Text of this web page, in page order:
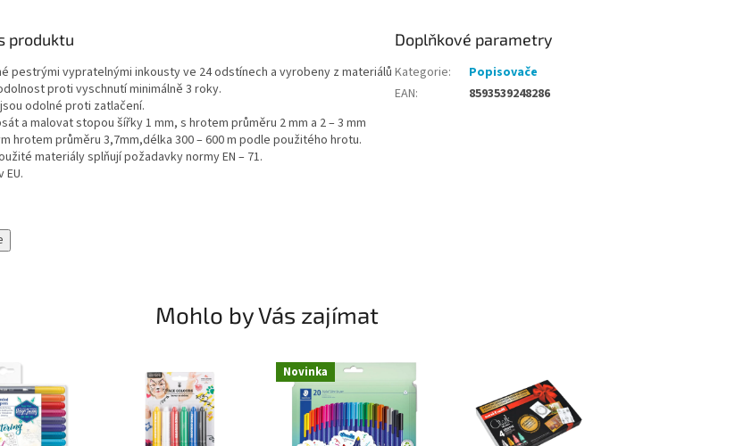
produktu
pestrými vypratelnými inkousty ve 24 odstínech a vyrobeny z materiálů
proti vyschnutí minimálně 3 roky.
odolné proti zatlačení.
a malovat stopou šířky 1 mm, s hrotem průměru 2 mm a 2 – 3 mm
hrotem průměru 3,7mm,délka 300 – 600 m podle použitého hrotu.
materiály splňují požadavky normy EN – 71.
EU.
Doplňkové parametry
Kategorie:
Popisovače
EAN: 8593539248286
Mohlo by Vás zajímat
Novinka